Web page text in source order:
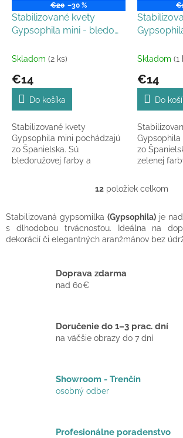
€20 –30 %
Stabilizované kvety
Gypsophila mini - bledo
Skladom (2 ks)
€14
Do košíka
Stabilizované kvety
Gypsophila mini pochádzajú
zo Španielska. Sú
bledoružovej farby a
Skladom (1
€14
Do
zo
zelenej
O
l
á
d
k
y
i
12položiek celkom
Stabilizovaná gypsomilka (Gypsophila) je
s dlhodobou trvácnosťou. Ideálna na
dekorácií či elegantných aranžmánov bez
Doprava zdarma
nad 60€
Doručenie do 1–3 prac. dní
na väčšie obrazy do 7 dní
Showroom - Trenčín
osobný odber
Profesionálne poradenstvo